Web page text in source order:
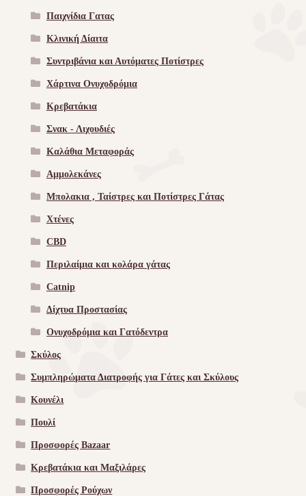
Παιχνίδια Γατας
Κλινική Δίαιτα
Συντριβάνια και Αυτόματες Ποτίστρες
Χάρτινα Ονυχοδρόμια
Κρεβατάκια
Σνακ - Λιχουδιές
Καλάθια Μεταφοράς
Αμμολεκάνες
Μπολακια , Ταίστρες και Ποτίστρες Γάτας
Χτένες
CBD
Περιλαίμια και κολάρα γάτας
Catnip
Δίχτυα Προστασίας
Ονυχοδρόμια και Γατόδεντρα
Σκύλος
Συμπληρώματα Διατροφής για Γάτες και Σκύλους
Κουνέλι
Πουλί
Προσφορές Bazaar
Κρεβατάκια και Μαξιλάρες
Προσφορές Ρούχων